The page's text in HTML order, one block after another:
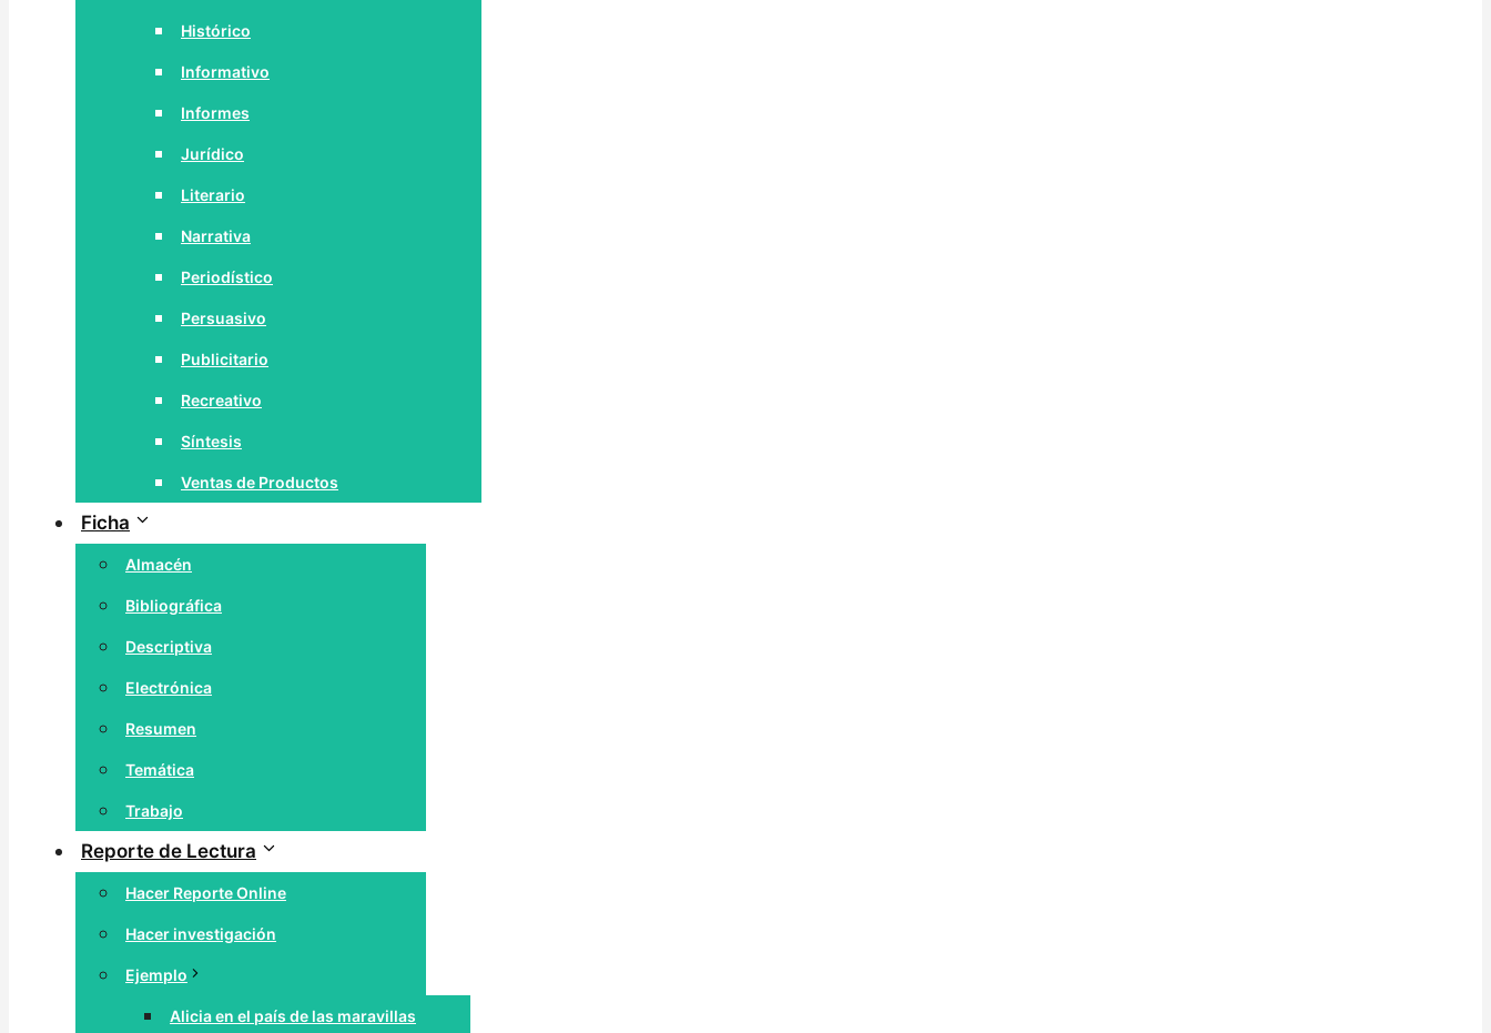
Histórico
Informativo
Informes
Jurídico
Literario
Narrativa
Periodístico
Persuasivo
Publicitario
Recreativo
Síntesis
Ventas de Productos
Ficha
Almacén
Bibliográfica
Descriptiva
Electrónica
Resumen
Temática
Trabajo
Reporte de Lectura
Hacer Reporte Online
Hacer investigación
Ejemplo
Alicia en el país de las maravillas